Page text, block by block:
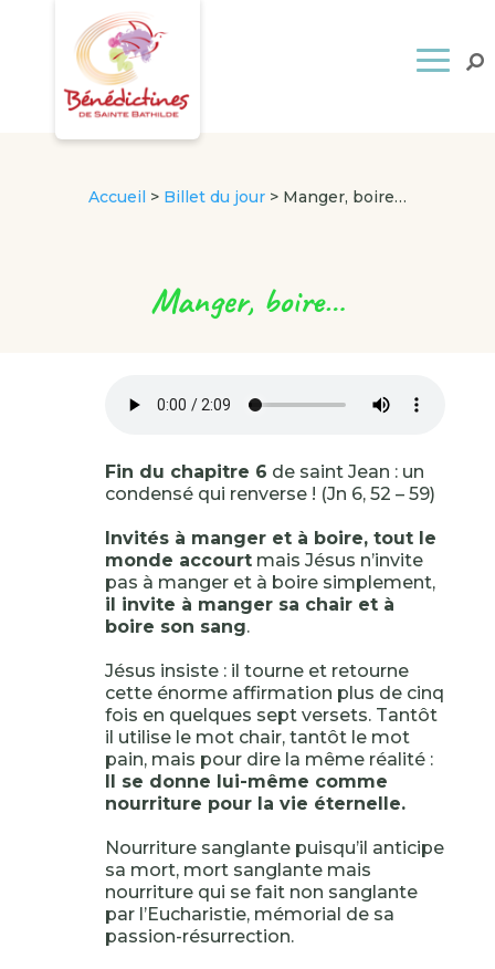
Accueil > Billet du jour> Manger, boire…
Manger, boire…
Fin du chapitre 6 de saint Jean : un
condensé qui renverse ! (Jn 6, 52 – 59)
Invités à manger et à boire, tout le
monde accourtmais Jésus n’invite
pas à manger et à boire simplement,
il invite à manger sa chair et à
boire son sang.
Jésus insiste : il tourne et retourne
cette énorme affirmation plus de cinq
fois en quelques sept versets. Tantôt
il utilise le mot chair, tantôt le mot
pain, mais pour dire la même réalité :
Il se donne lui-même comme
nourriture pour la vie éternelle.
Nourriture sanglante puisqu’il anticipe
sa mort, mort sanglante mais
nourriture qui se fait non sanglante
par l’Eucharistie, mémorial de sa
passion-résurrection.